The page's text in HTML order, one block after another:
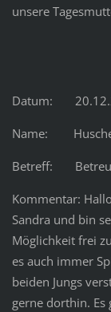
unsere
Datum:
Name:
Betreff:
Kommentar:
Sandra und bin
Möglichkeit frei
es auch immer
beiden Jungs
gerne dorthin.